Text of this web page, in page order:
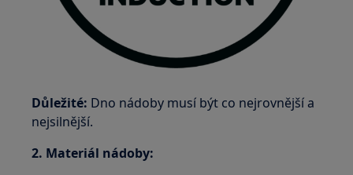
Důležité: Dno nádoby musí být co nejrovnější a
nejsilnější.
2. Materiál nádoby: